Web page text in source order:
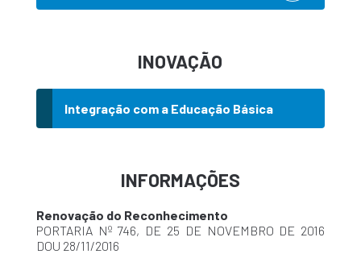
INOVAÇÃO
Integração com a Educação Básica
INFORMAÇÕES
Renovação do Reconhecimento
PORTARIA Nº 746, DE 25 DE NOVEMBRO DE 2016
DOU 28/11/2016